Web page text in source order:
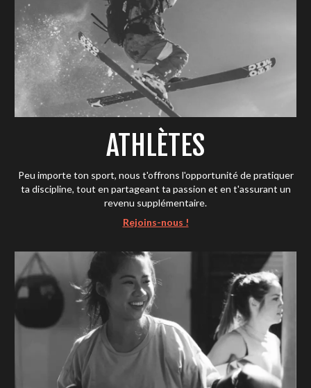
ATHLÈTES
Peu importe ton sport, nous t'offrons l'opportunité de pratiquer
ta discipline, tout en partageant ta passion et en t'assurant un
revenu supplémentaire.
Rejoins-nous !